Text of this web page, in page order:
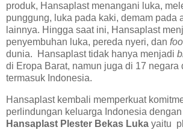
produk, Hansaplast menangani luka,
punggung, luka pada kaki, demam pada
lainnya. Hingga saat ini, Hansaplast
penyembuhan luka, pereda nyeri, dan
dunia. Hansaplast tidak hanya menjadi
di Eropa Barat, namun juga di 17 negara
termasuk Indonesia.
Hansaplast kembali memperkuat
perlindungan keluarga Indonesia
Hansaplast Plester Bekas Luka yaitu